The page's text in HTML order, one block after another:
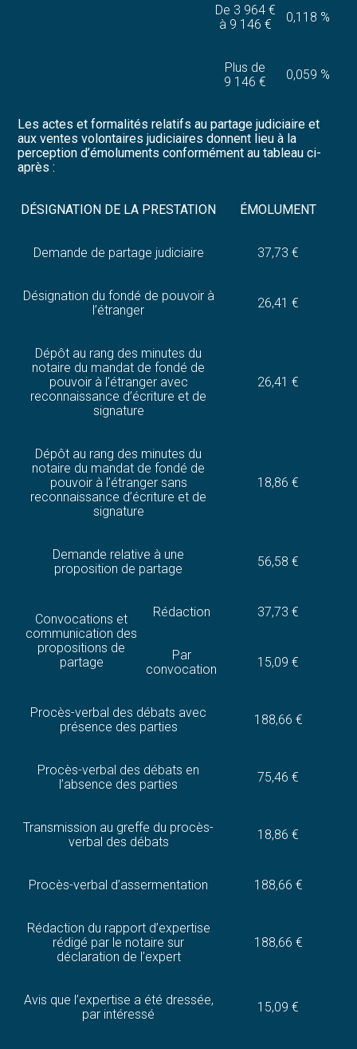
De 3 964 €
à 9 146 €
0,118 %
Plus de
9 146 €
0,059 %
Les actes et formalités relatifs au partage judiciaire et
aux ventes volontaires judiciaires donnent lieu à la
perception d’émoluments conformément au tableau ci-
après :
DÉSIGNATION DE LA PRESTATION ÉMOLUMENT
Demande de partage judiciaire 37,73 €
Désignation du fondé de pouvoir à
l’étranger
26,41 €
Dépôt au rang des minutes du
notaire du mandat de fondé de
pouvoir à l’étranger avec
reconnaissance d’écriture et de
signature
26,41 €
Dépôt au rang des minutes du
notaire du mandat de fondé de
pouvoir à l’étranger sans
reconnaissance d’écriture et de
signature
18,86 €
Demande relative à une
proposition de partage
56,58 €
Convocations et
communication des
propositions de
partage
Rédaction 37,73 €
Par
convocation
15,09 €
Procès-verbal des débats avec
présence des parties
188,66 €
Procès-verbal des débats en
l’absence des parties
75,46 €
Transmission au greffe du procès-
verbal des débats
18,86 €
Procès-verbal d’assermentation 188,66 €
Rédaction du rapport d’expertise
rédigé par le notaire sur
déclaration de l’expert
188,66 €
Avis que l’expertise a été dressée,
par intéressé
15,09 €